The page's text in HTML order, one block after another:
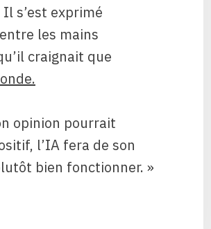
s’est exprimé
les mains
craignait que
opinion pourrait
l’IA fera de son
bien fonctionner. »